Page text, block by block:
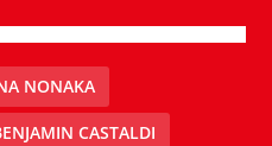
NONAKA
CASTALDI